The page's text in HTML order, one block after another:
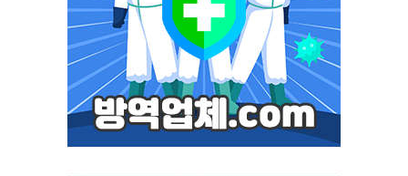
스마트키퍼 UV LED 일반형
스마트키퍼 UV LED 고급형